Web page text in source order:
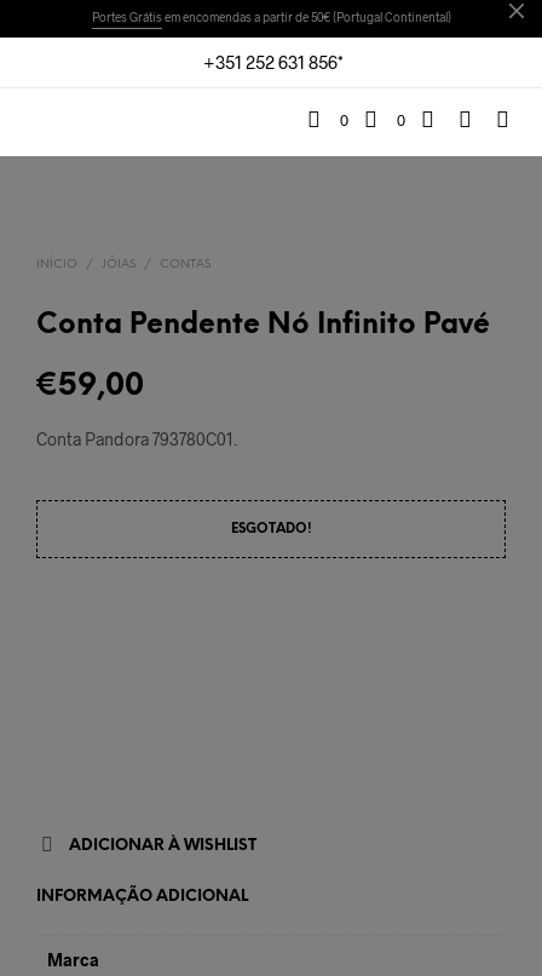
Portes Grátisem encomendas a partir de 50€ (Portugal Continental)
+351 252 631 856*
0 0
INÍCIO / JÓIAS / CONTAS
Conta Pendente Nó Infinito Pavé
€59,00
Conta Pandora 793780C01
ESGOTADO!
ADICIONAR À WISHLIST
INFORMAÇÃO ADICIONAL
Marca